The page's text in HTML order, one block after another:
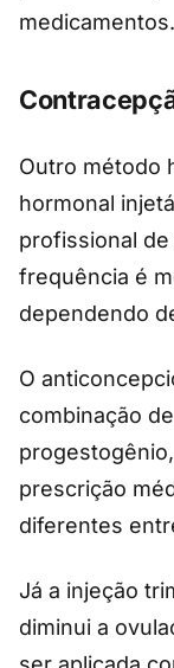
medicamentos.
Outro método
hormonal
profissional
frequência é
dependendo
O
combinação
prescrição
diferentes
Já a injeção
diminui a